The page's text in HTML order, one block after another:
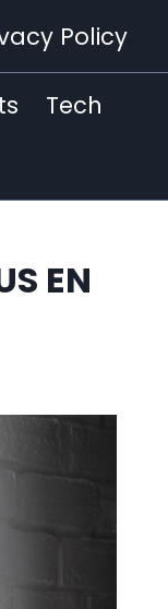
Policy
Tech
EN